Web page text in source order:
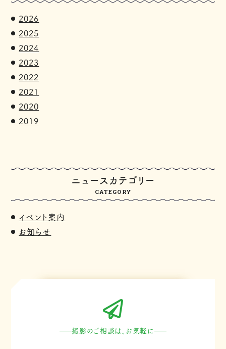
2026
2025
2024
2023
2022
2021
2020
2019
ニュースカテゴリー
CATEGORY
イベント案内
お知らせ
撮影のご相談は、お気軽に